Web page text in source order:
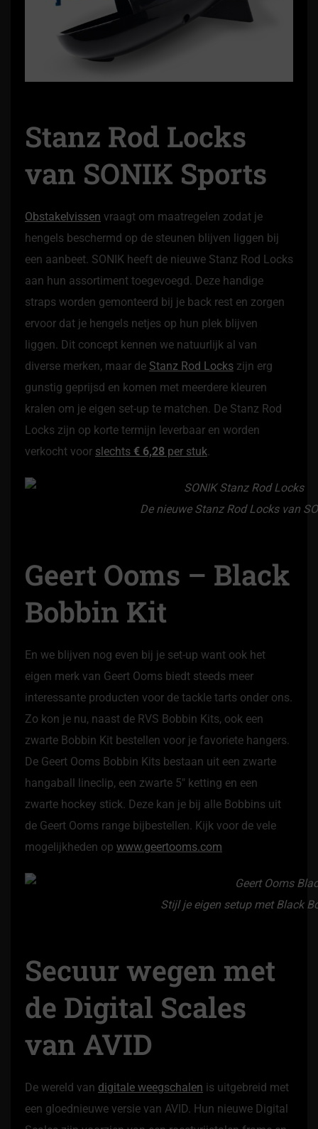
Stanz Rod Locks
van SONIK Sports
Obstakelvissen vraagt om maatregelen zodat je
hengels beschermd op de steunen blijven liggen bij
een aanbeet. SONIK heeft de nieuwe Stanz Rod Locks
aan hun assortiment toegevoegd. Deze handige
straps worden gemonteerd bij je back rest en zorgen
ervoor dat je hengels netjes op hun plek blijven
liggen. Dit concept kennen we natuurlijk al van
diverse merken, maar de Stanz Rod Locks zijn erg
gunstig geprijsd en komen met meerdere kleuren
kralen om je eigen set-up te matchen. De Stanz Rod
Locks zijn op korte termijn leverbaar en worden
verkocht voor slechts € 6,28 per stuk.
De nieuwe Stanz Rod Locks van
Geert Ooms – Black
Bobbin Kit
En we blijven nog even bij je set-up want ook het
eigen merk van Geert Ooms biedt steeds meer
interessante producten voor de tackle tarts onder ons.
Zo kon je nu, naast de RVS Bobbin Kits, ook een
zwarte Bobbin Kit bestellen voor je favoriete hangers.
De Geert Ooms Bobbin Kits bestaan uit een zwarte
hangaball lineclip, een zwarte 5″ ketting en een
zwarte hockey stick. Deze kan je bij alle Bobbins uit
de Geert Ooms range bijbestellen. Kijk voor de vele
mogelijkheden op www.geertooms.com
Stijl je eigen setup met Black
Secuur wegen met
de Digital Scales
van AVID
De wereld van digitale weegschalen is uitgebreid met
een gloednieuwe versie van AVID. Hun nieuwe Digital